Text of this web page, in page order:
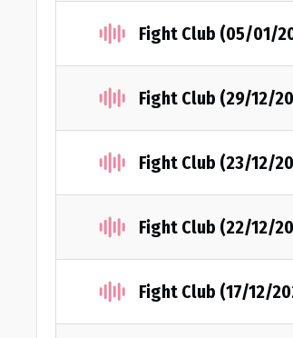
Fight Club (05/01/
Fight Club (29/12/
Fight Club (23/12/
Fight Club (22/12/
Fight Club (17/12/